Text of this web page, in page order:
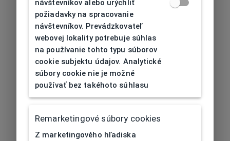
návštevníkov alebo urýchliť
požiadavky na spracovanie
návštevníkov. Prevádzkovateľ
webovej lokality potrebuje súhlas
na používanie tohto typu súborov
cookie subjektu údajov. Analytické
súbory cookie nie je možné
používať bez takéhoto súhlasu
Remarketingové súbory cookies
Z marketingového hľadiska